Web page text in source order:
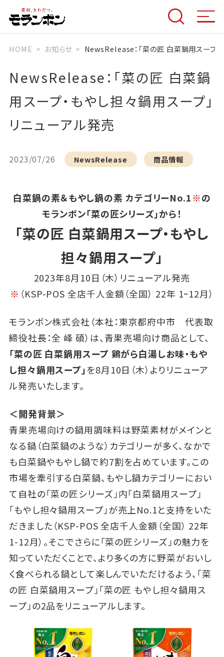
HOME お知らせ NewsRelease：「菜の匠 白菜鍋用スープ
NewsRelease：「菜の匠 白菜鍋
用スープ・もやし担々鍋用スープ」
リニューアル発売
2023/07/26 NewsRelease 商品情報
白菜鍋の素＆もやし鍋の素 カテゴリーNo.1※の
モランボン「菜の匠シリーズ」から！
「菜の匠 白菜鍋用スープ・もやし
担々鍋用スープ」
2023年8月10日（木）リニューアル発売
※ （KSP-POS 全店千人金額（全国） 22年 1ｰ12月）
モランボン株式会社（本社：東京都府中市 代表取
締役社長：全 峰 碩）は、青果売場向け商品として、
「菜の匠 白菜鍋用スープ 鶏がら白湯しお味・もや
し担々鍋用スープ」を8月10日（木）よりリニューア
ル発売いたします。
＜開発背景＞
青果売場向けの鍋用調味料は野菜素材がメインと
なる鍋（白菜鍋のような）カテゴリーが多く、なかで
も白菜鍋やもやし鍋で約7割を占めています。この
市場を牽引する白菜鍋、もやし鍋カテゴリーにおい
て自社の「菜の匠シリーズ」内「白菜鍋用スープ」
「もやし担々鍋用スープ」が売上No.1と支持をいた
だきました（KSP-POS 全店千人金額（全国） 22年
1-12月）。そこでさらに「菜の匠シリーズ」の魅力を
知っていただくことで、より多くの方に野菜がおいし
く食べられる鍋として楽しんでいただけるよう、「菜
の匠 白菜鍋用スープ」「菜の匠 もやし担々鍋用ス
ープ」の2品をリニューアルします。